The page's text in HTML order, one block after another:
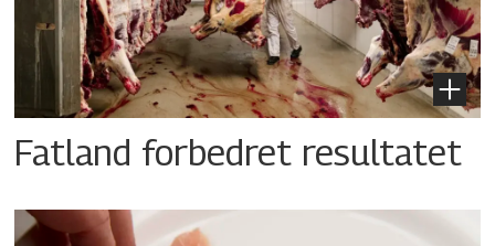
Fatland forbedret resultatet